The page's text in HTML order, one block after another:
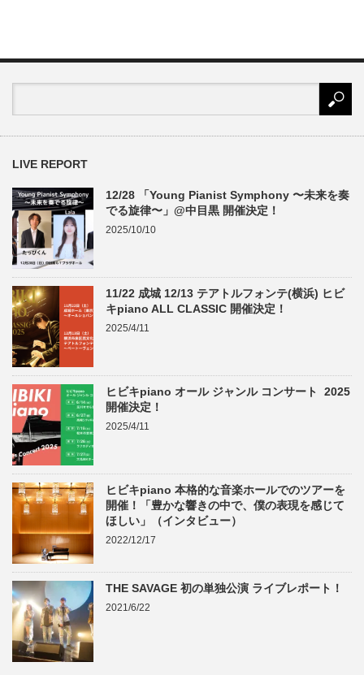
LIVE REPORT
12/28 「Young Pianist Symphony 〜未来を奏
でる旋律〜」@中目黒 開催決定！
2025/10/10
11/22 成城 12/13 テアトルフォンテ(横浜) ヒビ
キpiano ALL CLASSIC 開催決定！
2025/4/11
ヒビキpiano オール ジャンル コンサート 2025
開催決定！
2025/4/11
ヒビキpiano 本格的な音楽ホールでのツアーを
開催！「豊かな響きの中で、僕の表現を感じて
ほしい」（インタビュー）
2022/12/17
THE SAVAGE 初の単独公演 ライブレポート！
2021/6/22